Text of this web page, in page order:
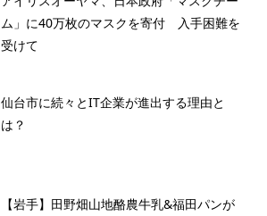
ム」に40万枚のマスクを寄付 入手困難を
受けて
仙台市に続々とIT企業が進出する理由と
は？
【岩手】田野畑山地酪農牛乳&福田パンが